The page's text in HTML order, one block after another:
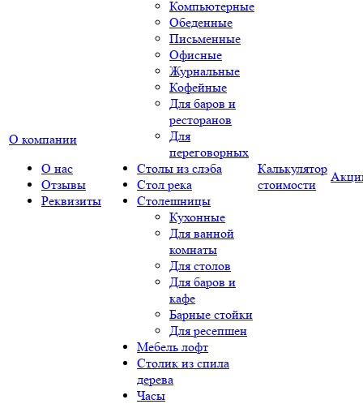
О компании
О нас
Отзывы
Реквизиты
Компьютерные
Обеденные
Письменные
Офисные
Журнальные
Кофейные
Для баров и
ресторанов
Для
переговорных
Столы из слэба
Стол река
Столешницы
Кухонные
Для ванной
комнаты
Для столов
Для баров и
кафе
Барные стойки
Для ресепшен
Мебель лофт
Столик из спила
дерева
Часы
Калькулятор
стоимости